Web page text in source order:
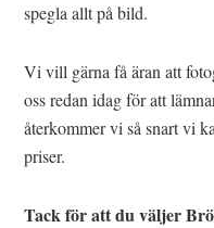
spegla allt på bild.
Vi vill gärna få äran att
oss redan idag för att
återkommer vi så snart vi
priser.
Tack för att du väljer